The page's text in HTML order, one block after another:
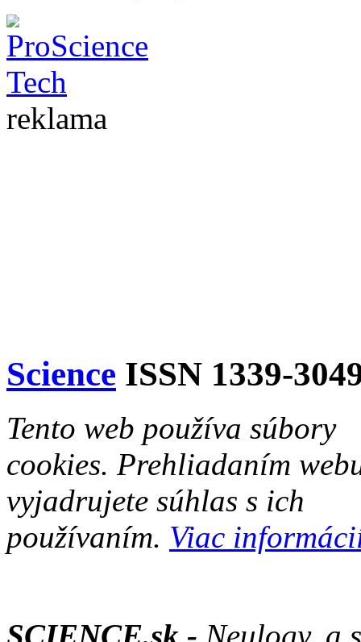
reklama
Science ISSN 1339-
Tento web používa súbory
cookies. Prehliadaním
vyjadrujete súhlas s ich
používaním. Viac
SCIENCE.sk - Neulogy,